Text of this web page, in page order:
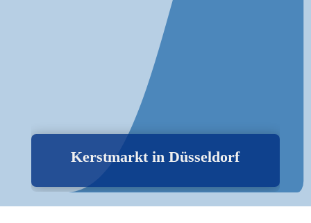
Kerstmarkt in Düsseldorf